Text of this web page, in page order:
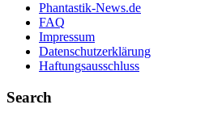
Phantastik-News.de
FAQ
Impressum
Datenschutzerklärung
Haftungsausschluss
Search